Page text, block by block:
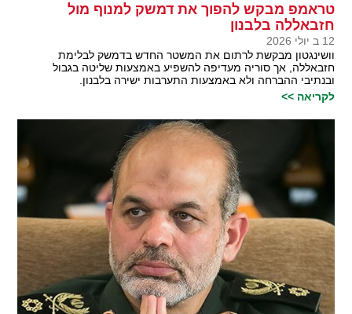
טראמפ מבקש להפוך את דמשק למנוף מול
חזבאללה בלבנון
12 ב יולי 2026
וושינגטון מבקשת לרתום את המשטר החדש בדמשק לבלימת
חזבאללה, אך סוריה מעדיפה להשפיע באמצעות שליטה בגבול
ובנתיבי ההברחה ולא באמצעות התערבות ישירה בלבנון.
לקריאה >>